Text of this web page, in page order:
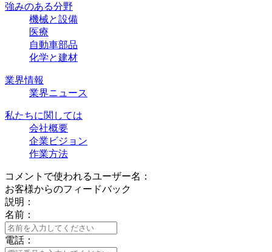
強みのある分野
機械と設備
医療
自動車部品
化学と建材
業界情報
業界ニュース
私たちに関しては
会社概要
企業ビジョン
作業方法
コメントで使われるユーザー名：
お客様からのフィードバック
説明：
名前：
電話：